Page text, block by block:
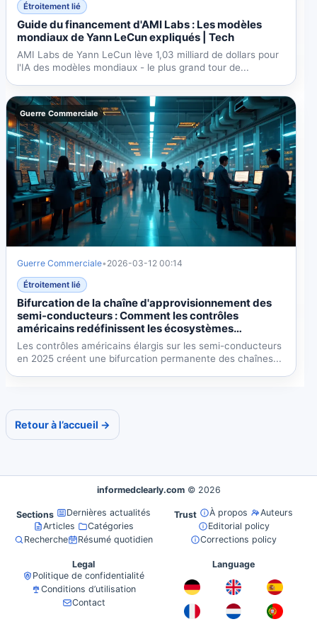
Étroitement lié
Guide du financement d'AMI Labs : Les modèles
mondiaux de Yann LeCun expliqués | Tech
AMI Labs de Yann LeCun lève 1,03 milliard de dollars pour
l'IA des modèles mondiaux - le plus grand tour de...
Guerre Commerciale
Guerre Commerciale• 2026-03-12 00:14
Étroitement lié
Bifurcation de la chaîne d'approvisionnement des
semi-conducteurs : Comment les contrôles
américains redéfinissent les écosystèmes
technologiques mondiaux
Les contrôles américains élargis sur les semi-conducteurs
en 2025 créent une bifurcation permanente des chaînes...
Retour à l’accueil →
informedclearly.com © 2026
Sections
Dernières actualités
Articles
Catégories
Recherche
Résumé quotidien
Trust À propos
Auteurs
Editorial policy
Corrections policy
Legal
Politique de confidentialité
Conditions d’utilisation
Contact
Language